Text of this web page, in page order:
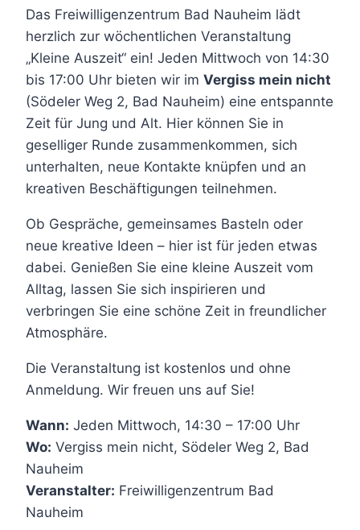
Das Freiwilligenzentrum Bad Nauheim lädt
herzlich zur wöchentlichen Veranstaltung
„Kleine Auszeit“ ein! Jeden Mittwoch von 14:30
bis 17:00 Uhr bieten wir im Vergiss mein nicht
(Södeler Weg 2, Bad Nauheim) eine entspannte
Zeit für Jung und Alt. Hier können Sie in
geselliger Runde zusammenkommen, sich
unterhalten, neue Kontakte knüpfen und an
kreativen Beschäftigungen teilnehmen.
Ob Gespräche, gemeinsames Basteln oder
neue kreative Ideen – hier ist für jeden etwas
dabei. Genießen Sie eine kleine Auszeit vom
Alltag, lassen Sie sich inspirieren und
verbringen Sie eine schöne Zeit in freundlicher
Atmosphäre.
Die Veranstaltung ist kostenlos und ohne
Anmeldung. Wir freuen uns auf Sie!
Wann: Jeden Mittwoch, 14:30 – 17:00 Uhr
Wo: Vergiss mein nicht, Södeler Weg 2, Bad
Nauheim
Veranstalter: Freiwilligenzentrum Bad
Nauheim